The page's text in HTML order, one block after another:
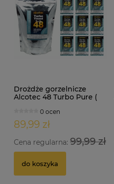
Drożdże gorzelnicze
Alcotec 48 Turbo Pure (
0 ocen
89,99 zł
Cena regularna: 99,99 zł
do koszyka